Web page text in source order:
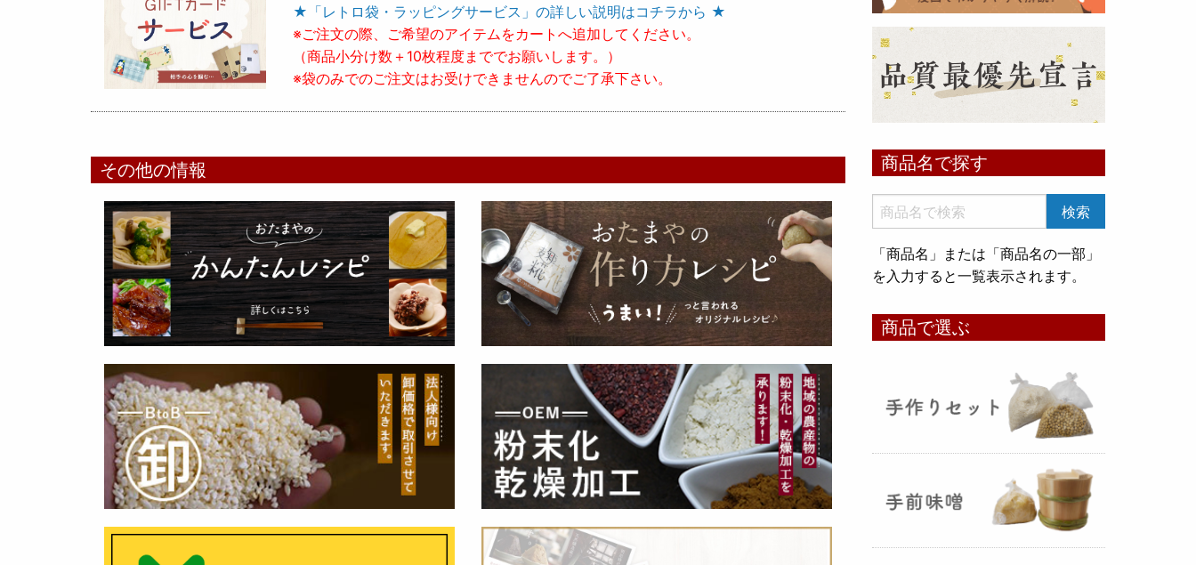
★「レトロ袋・ラッピングサービス」の詳しい説明はコチラから ★
※ご注文の際、ご希望のアイテムをカートへ追加してください。
（商品小分け数＋10枚程度まででお願いします。）
※袋のみでのご注文はお受けできませんのでご了承下さい。
その他の情報
（2025年11月11日）
いめ甘酒 30g』と『オートミー
プをリリース致しました。何処へ
でも持ち運びが出来て、非常に便
利です！
た！（2025年08月12日）
お米5kg貯蔵用アルミ袋が完
成しました！完全オリジナルで特
別な仕様でお米の美味しさをその
ままキープ！酸化防止と長期保存
商品名で探す
「商品名」または「商品名の一部」
を入力すると一覧表示されます。
商品で選ぶ